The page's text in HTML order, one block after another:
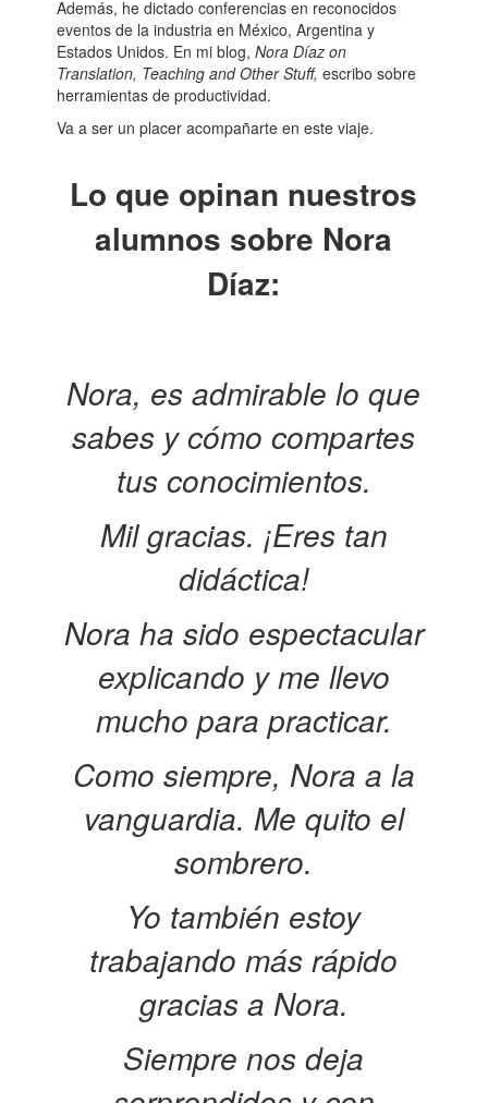
Además, he dictado conferencias en reconocidos
eventos de la industria en México, Argentina y
Estados Unidos. En mi blog,Nora Díaz on
Translation, Teaching and Other Stuff,escribo sobre
herramientas de productividad.
Va a ser un placer acompañarte en este viaje.
Lo que opinan nuestros
alumnos sobre Nora
Díaz:
Nora, es admirable lo que
sabes y cómo compartes
tus conocimientos.
Mil gracias. ¡Eres tan
didáctica!
Nora ha sido espectacular
explicando y me llevo
mucho para practicar.
Como siempre, Nora a la
vanguardia. Me quito el
sombrero.
Yo también estoy
trabajando más rápido
gracias a Nora.
Siempre nos deja